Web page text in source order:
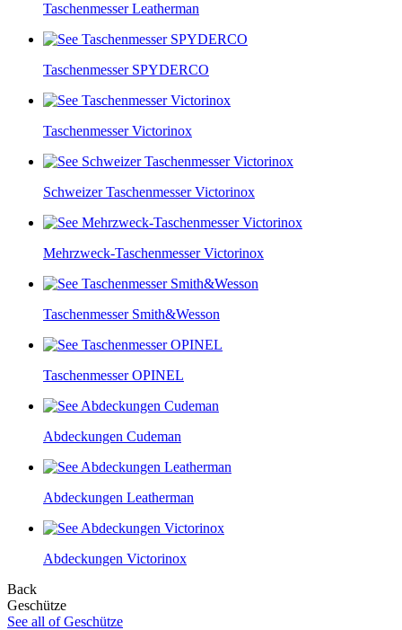
Taschenmesser Leatherman
Taschenmesser SPYDERCO
Taschenmesser Victorinox
Schweizer Taschenmesser Victorinox
Mehrzweck-Taschenmesser Victorinox
Taschenmesser Smith&Wesson
Taschenmesser OPINEL
Abdeckungen Cudeman
Abdeckungen Leatherman
Abdeckungen Victorinox
Back
Geschütze
See all of Geschütze